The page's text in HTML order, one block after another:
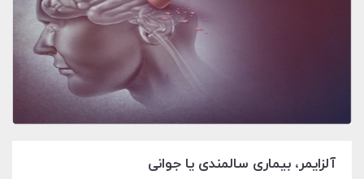
آلزایمر، بیماری سالمندی یا جوانی